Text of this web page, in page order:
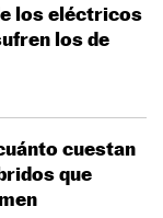
los eléctricos
los de
cuestan
que